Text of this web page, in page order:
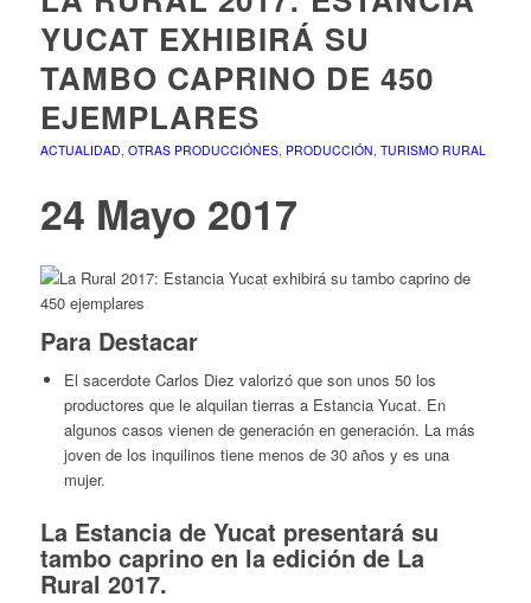
YUCAT EXHIBIRÁ SU
TAMBO CAPRINO DE 450
EJEMPLARES
ACTUALIDAD OTRAS PRODUCCIÓNES, PRODUCCIÓN TURISMO RURAL
24 Mayo 2017
Para Destacar
El sacerdote Carlos Diez valorizó que son unos 50 los
productores que le alquilan tierras a Estancia Yucat. En
algunos casos vienen de generación en generación. La más
joven de los inquilinos tiene menos de 30 años y es una
mujer.
La Estancia de Yucat presentará su
tambo caprino en la edición de La
Rural 2017.